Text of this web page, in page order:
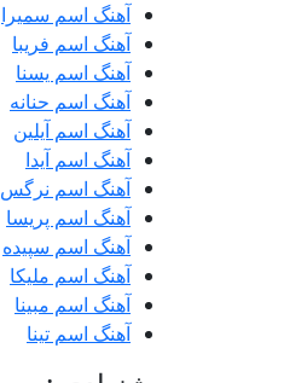
آهنگ اسم سمیرا
آهنگ اسم فریبا
آهنگ اسم یسنا
آهنگ اسم حنانه
آهنگ اسم آیلین
آهنگ اسم آیدا
آهنگ اسم نرگس
آهنگ اسم پریسا
آهنگ اسم سپیده
آهنگ اسم ملیکا
آهنگ اسم مبینا
آهنگ اسم تینا